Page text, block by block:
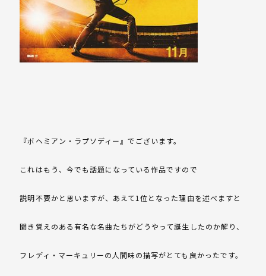
『ボヘミアン・ラプソディー』でございます。
これはもう、今でも話題になっている作品ですので
説明不要かと思いますが、あえて1位となった理由を述べますと
聞き覚えのある有名な名曲たちがどうやって誕生したのか解り、
フレディ・マーキュリーの人間味の描写がとても良かったです。